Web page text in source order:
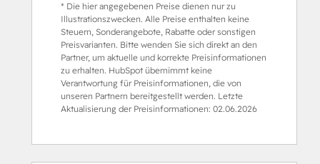
* Die hier angegebenen Preise dienen nur zu
Illustrationszwecken. Alle Preise enthalten keine
Steuern, Sonderangebote, Rabatte oder sonstigen
Preisvarianten. Bitte wenden Sie sich direkt an den
Partner, um aktuelle und korrekte Preisinformationen
zu erhalten. HubSpot übernimmt keine
Verantwortung für Preisinformationen, die von
unseren Partnern bereitgestellt werden. Letzte
Aktualisierung der Preisinformationen: 02.06.2026